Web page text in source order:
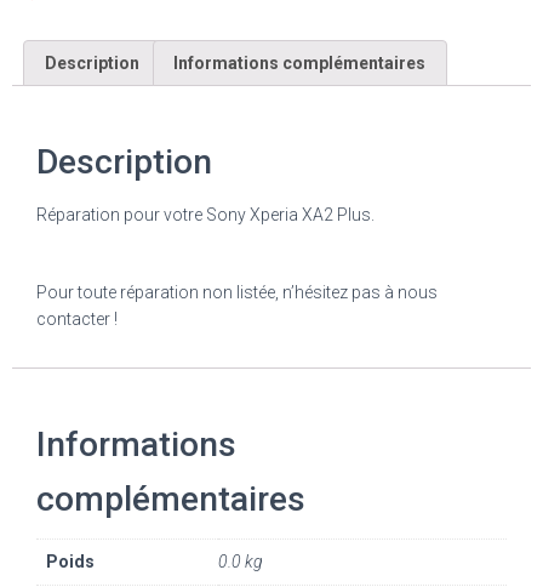
Description Informations complémentaires
Description
Réparation pour votre Sony Xperia XA2 Plus.
Pour toute réparation non listée, n’hésitez pas à nous
contacter !
Informations
complémentaires
Poids 0.0 kg